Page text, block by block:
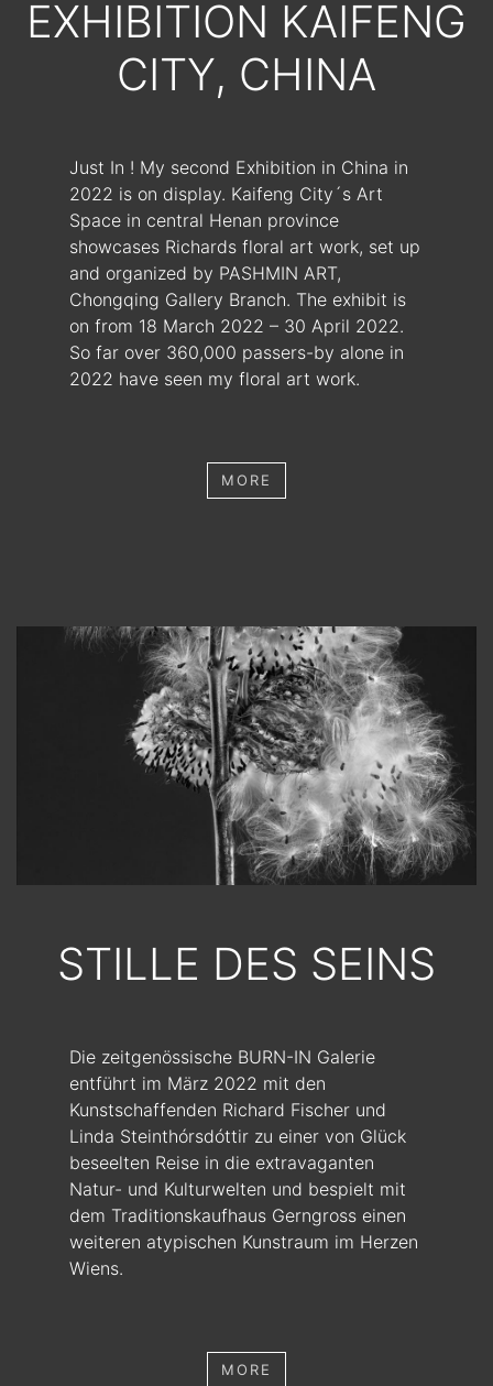
EXHIBITION KAIFENG
CITY, CHINA
Just In ! My second Exhibition in China in
2022 is on display. Kaifeng City´s Art
Space in central Henan province
showcases Richards floral art work, set up
and organized by PASHMIN ART,
Chongqing Gallery Branch. The exhibit is
on from 18 March 2022 – 30 April 2022.
So far over 360,000 passers-by alone in
2022 have seen my floral art work.
MORE
STILLE DES SEINS
Die zeitgenössische BURN-IN Galerie
entführt im März 2022 mit den
Kunstschaffenden Richard Fischer und
Linda Steinthórsdóttir zu einer von Glück
beseelten Reise in die extravaganten
Natur- und Kulturwelten und bespielt mit
dem Traditionskaufhaus Gerngross einen
weiteren atypischen Kunstraum im Herzen
Wiens.
MORE